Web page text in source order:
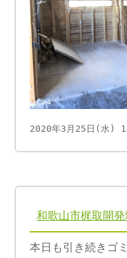
2020年3月25日(水)
和歌山市梶取開
本日も引き続きゴ